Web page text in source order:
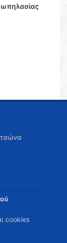
cookies